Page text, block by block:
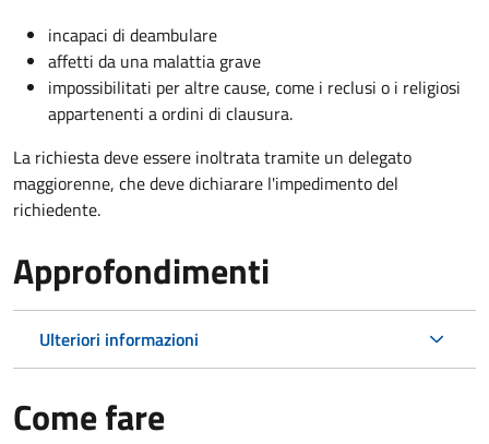
incapaci di deambulare
affetti da una malattia grave
impossibilitati per altre cause, come i reclusi o i religiosi
appartenenti a ordini di clausura.
La richiesta deve essere inoltrata tramite un delegato
maggiorenne, che deve dichiarare l'impedimento del
richiedente.
Approfondimenti
Ulteriori informazioni
Come fare